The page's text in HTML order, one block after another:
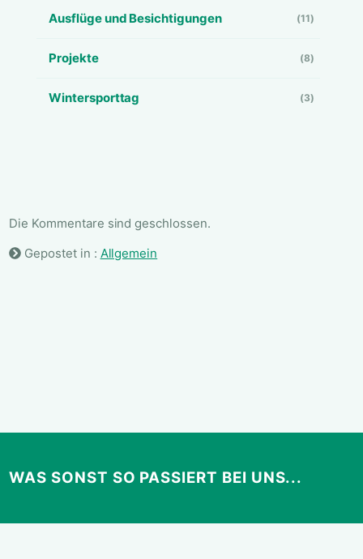
Ausflüge und Besichtigungen (11)
Projekte (8)
Wintersporttag (3)
Die Kommentare sind geschlossen.
Gepostet in : Allgemein
WAS SONST SO PASSIERT BEI UNS...